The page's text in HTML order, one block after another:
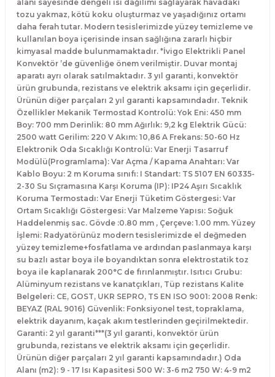
alanı sayesinde dengeli ısı dağılımı sağlayarak havadaki
tozu yakmaz, kötü koku oluşturmaz ve yaşadığınız ortamı
daha ferah tutar. Modern tesislerimizde yüzey temizleme ve
kullanılan boya içerisinde insan sağlığına zararlı hiçbir
kimyasal madde bulunmamaktadır. *İvigo Elektrikli Panel
Konvektör ’de güvenliğe önem verilmiştir. Duvar montaj
aparatı ayrı olarak satılmaktadır. 3 yıl garanti, konvektör
ürün grubunda, rezistans ve elektrik aksamı için geçerlidir.
Ürünün diğer parçaları 2 yıl garanti kapsamındadır. Teknik
Özellikler Mekanik Termostad Kontrolü: Yok Eni: 450 mm
Boy: 700 mm Derinlik: 80 mm Ağırlık: 9,2 kg Elektrik Gücü:
2500 watt Gerilim: 220 V Akım: 10,86 A Frekans: 50-60 Hz
Elektronik Oda Sıcaklığı Kontrolü: Var Enerji Tasarruf
Modülü(Programlama): Var Açma / Kapama Anahtarı: Var
Kablo Boyu: 2 m Koruma sınıfı: I Standart: TS 5107 EN 60335-
2-30 Su Sıçramasına Karşı Koruma (IP): IP24 Aşırı Sıcaklık
Koruma Termostadı: Var Enerji Tüketim Göstergesi: Var
Ortam Sıcaklığı Göstergesi: Var Malzeme Yapısı: Soğuk
Haddelenmiş sac. Gövde :0.80 mm , Çerçeve: 1.00 mm. Yüzey
İşlemi: Radyatörünüz modern tesislerimizde el değmeden
yüzey temizleme+fosfatlama ve ardından paslanmaya karşı
su bazlı astar boya ile boyandıktan sonra elektrostatik toz
boya ile kaplanarak 200°C de fırınlanmıştır. Isıtıcı Grubu:
Alüminyum rezistans ve kanatçıkları, Tüp rezistans Kalite
Belgeleri: CE, GOST, UKR SEPRO, TS EN ISO 9001: 2008 Renk:
BEYAZ (RAL 9016) Güvenlik: Fonksiyonel test, topraklama,
elektrik dayanım, kaçak akım testlerinden geçirilmektedir.
Garanti: 2 yıl garanti***(3 yıl garanti, konvektör ürün
grubunda, rezistans ve elektrik aksamı için geçerlidir.
Ürünün diğer parçaları 2 yıl garanti kapsamındadır.) Oda
Alanı (m2): 9 - 17 Isı Kapasitesi 500 W: 3-6 m2 750 W: 4-9 m2